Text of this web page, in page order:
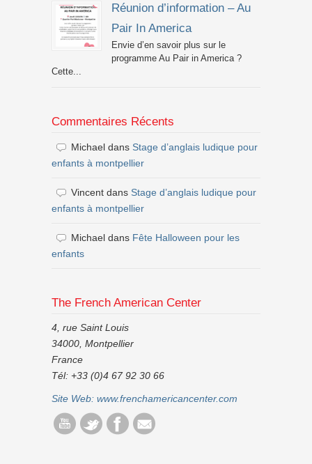
Réunion d’information – Au
Pair In America
Envie d’en savoir plus sur le
programme Au Pair in America ?
Cette...
Commentaires Récents
Michael dans Stage d’anglais ludique pour
enfants à montpellier
Vincent dans Stage d’anglais ludique pour
enfants à montpellier
Michael dans Fête Halloween pour les
enfants
The French American Center
4, rue Saint Louis
34000, Montpellier
France
Tél: +33 (0)4 67 92 30 66
Site Web: www.frenchamericancenter.com